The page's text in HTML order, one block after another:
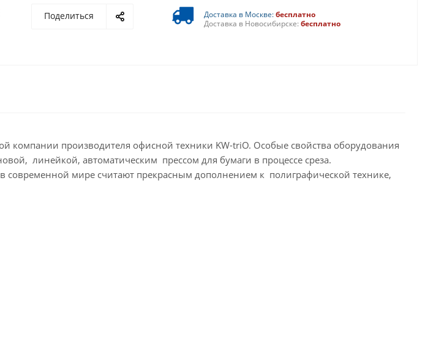
Поделиться Доставка в Москве:бесплатно
Доставка в Новосибирске:бесплатно
компании производителя офисной техники KW-triO. Особые свойства оборудования
линейкой, автоматическим прессом для бумаги в процессе среза.
мире считают прекрасным дополнением к полиграфической технике,